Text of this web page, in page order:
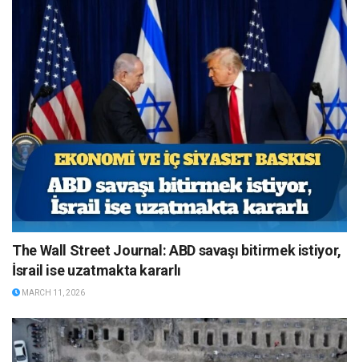
The Wall Street Journal: ABD savaşı bitirmek istiyor,
İsrail ise uzatmakta kararlı
MARCH 11, 2026